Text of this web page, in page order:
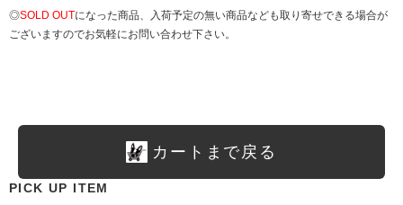
◎SOLD OUTになった商品、入荷予定の無い商品なども取り寄せできる場合が
ございますのでお気軽にお問い合わせ下さい。
カートまで戻る
PICK UP ITEM